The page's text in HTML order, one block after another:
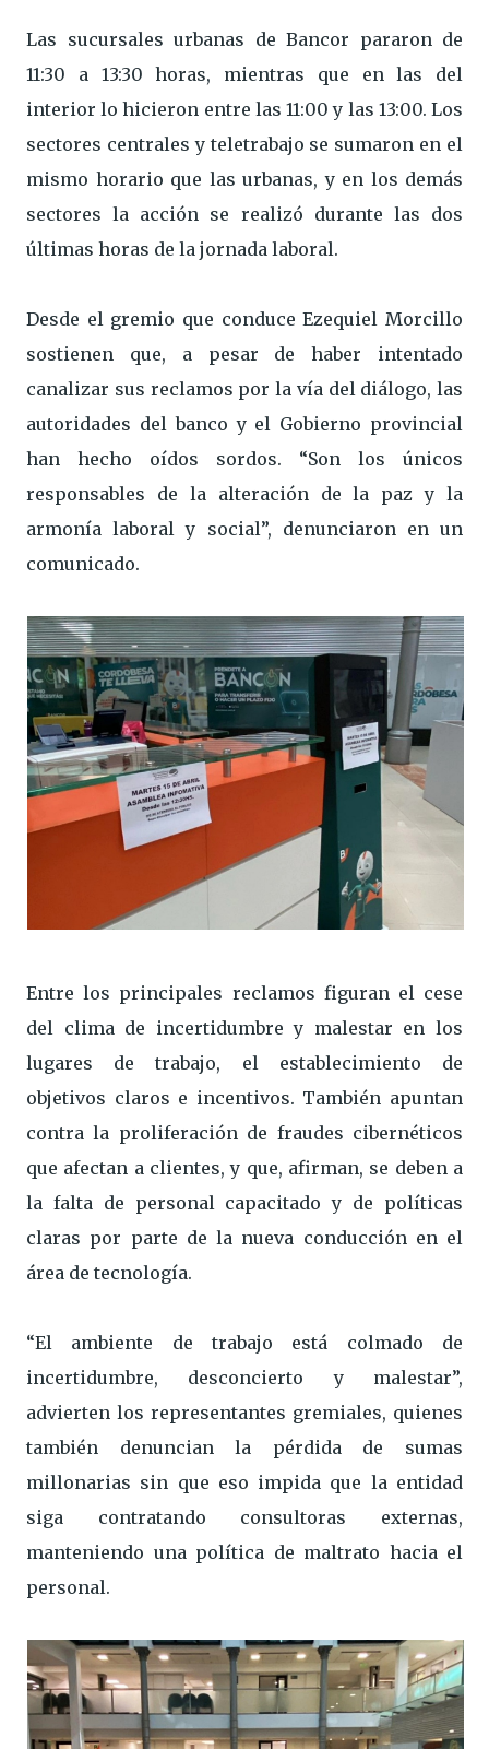
Las sucursales urbanas de Bancor pararon de
11:30 a 13:30 horas, mientras que en las del
interior lo hicieron entre las 11:00 y las 13:00. Los
sectores centrales y teletrabajo se sumaron en el
mismo horario que las urbanas, y en los demás
sectores la acción se realizó durante las dos
últimas horas de la jornada laboral.
Desde el gremio que conduce Ezequiel Morcillo
sostienen que, a pesar de haber intentado
canalizar sus reclamos por la vía del diálogo, las
autoridades del banco y el Gobierno provincial
han hecho oídos sordos. “Son los únicos
responsables de la alteración de la paz y la
armonía laboral y social”, denunciaron en un
comunicado.
Entre los principales reclamos figuran el cese
del clima de incertidumbre y malestar en los
lugares de trabajo, el establecimiento de
objetivos claros e incentivos. También apuntan
contra la proliferación de fraudes cibernéticos
que afectan a clientes, y que, afirman, se deben a
la falta de personal capacitado y de políticas
claras por parte de la nueva conducción en el
área de tecnología.
“El ambiente de trabajo está colmado de
incertidumbre, desconcierto y malestar”,
advierten los representantes gremiales, quienes
también denuncian la pérdida de sumas
millonarias sin que eso impida que la entidad
siga contratando consultoras externas,
manteniendo una política de maltrato hacia el
personal.